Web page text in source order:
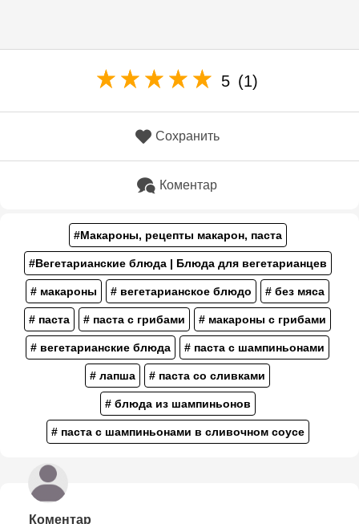
5 (1)
Сохранить
Коментар
#Макароны, рецепты макарон, паста
#Вегетарианские блюда | Блюда для вегетарианцев
# макароны # вегетарианское блюдо # без мяса
# паста # паста с грибами # макароны с грибами
# вегетарианские блюда # паста с шампиньонами
# лапша # паста со сливками
# блюда из шампиньонов
# паста с шампиньонами в сливочном соусе
Коментар